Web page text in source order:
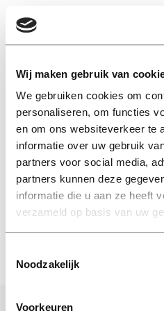
Wij maken gebruik van
We gebruiken cookies om
personaliseren, om functies
en om ons websiteverkeer te
informatie over uw gebruik
partners voor social media,
partners kunnen deze
informatie die u aan ze heeft
verzameld op basis van uw
Noodzakelijk
Voorkeuren
Michiel van Rijn
Nieuws
01 mei